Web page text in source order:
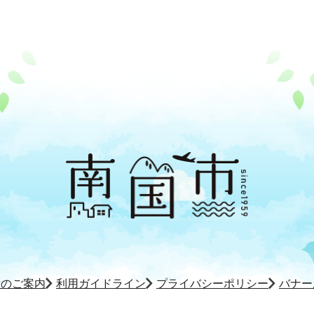
ご案内 利用ガイドライン プライバシーポリシー バナ